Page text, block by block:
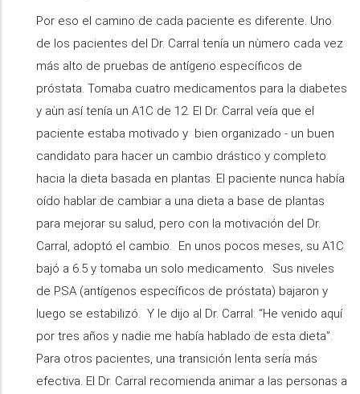
Por eso el camino de cada paciente es diferente. Uno
de los pacientes del Dr. Carral tenía un nùmero cada vez
más alto de pruebas de antígeno específicos de
próstata. Tomaba cuatro medicamentos para la diabetes
y aùn así tenía un A1C de 12. El Dr. Carral veía que el
paciente estaba motivado y bien organizado - un buen
candidato para hacer un cambio drástico y completo
hacia la dieta basada en plantas. El paciente nunca había
oído hablar de cambiar a una dieta a base de plantas
para mejorar su salud, pero con la motivación del Dr.
Carral, adoptó el cambio. En unos pocos meses, su A1C
bajó a 6.5 y tomaba un solo medicamento. Sus niveles
de PSA (antígenos específicos de próstata) bajaron y
luego se estabilizó. Y le dijo al Dr. Carral: “He venido aquí
por tres años y nadie me había hablado de esta dieta”.
Para otros pacientes, una transición lenta sería más
efectiva. El Dr. Carral recomienda animar a las personas a